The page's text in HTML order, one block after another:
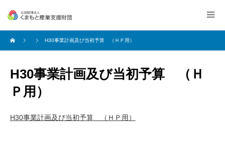
H30事業計画及び当初予算 （ＨＰ用）
H30事業計画及び当初予算 （Ｈ
Ｐ用）
H30事業計画及び当初予算 （ＨＰ用）